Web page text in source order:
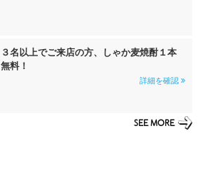
３名以上でご来店の方、しゃか麦焼酎１本
無料！
詳細を確認
SEE MORE